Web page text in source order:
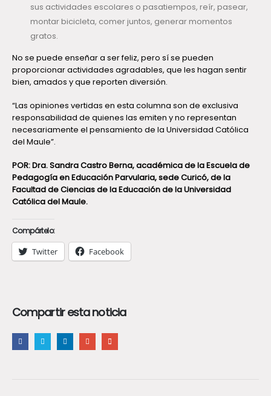
sus actividades escolares o pasatiempos, reír, pasear,
montar bicicleta, comer juntos, generar momentos
gratos.
No se puede enseñar a ser feliz, pero sí se pueden
proporcionar actividades agradables, que les hagan sentir
bien, amados y que reporten diversión.
“Las opiniones vertidas en esta columna son de exclusiva
responsabilidad de quienes las emiten y no representan
necesariamente el pensamiento de la Universidad Católica
del Maule”.
POR: Dra. Sandra Castro Berna, académica de la Escuela de
Pedagogía en Educación Parvularia, sede Curicó, de la
Facultad de Ciencias de la Educación de la Universidad
Católica del Maule.
Compártelo:
Twitter Facebook
Compartir esta noticia